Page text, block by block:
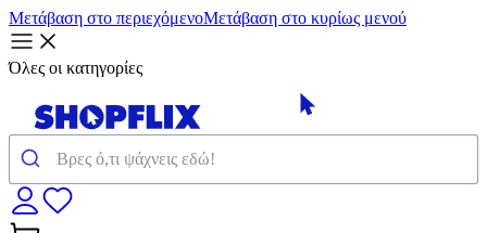
Μετάβαση στο περιεχόμενοΜετάβαση στο κυρίως μενού
Όλες οι κατηγορίες